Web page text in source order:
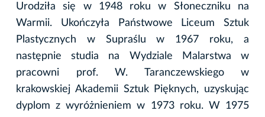
Urodziła się w 1948 roku w Słoneczniku na
Warmii. Ukończyła Państwowe Liceum Sztuk
Plastycznych w Supraślu w 1967 roku, a
następnie studia na Wydziale Malarstwa w
pracowni prof. W. Taranczewskiego w
krakowskiej Akademii Sztuk Pięknych, uzyskując
dyplom z wyróżnieniem w 1973 roku. W 1975